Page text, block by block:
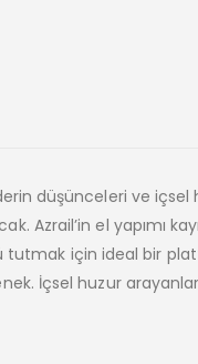
düşünceleri ve
Azrail’in el yapımı
tutmak için ideal bir
İçsel huzur